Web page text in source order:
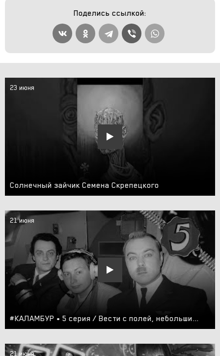
Поделись ссылкой:
23 июня
Солнечный зайчик Семена Скрепецкого
21 июня
#КАЛАМБУР • 5 серия / Вести с полей, небольшие порции и зайчик-Командор
21 июня